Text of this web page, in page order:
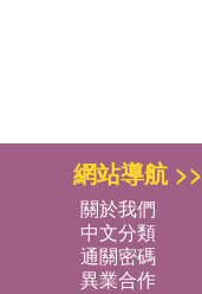
網站導航 >>
關於我們
中文分類
通關密碼
異業合作